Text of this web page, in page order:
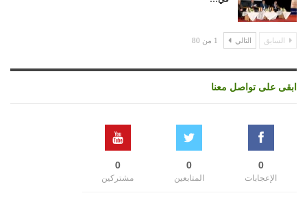
السابق التالي 1 من 80
ابقى على تواصل معنا
0
الإعجابات
0
المتابعين
0
مشتركين